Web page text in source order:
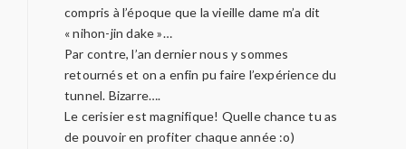
compris à l’époque que la vieille dame m’a dit
« nihon-jin dake »…
Par contre, l’an dernier nous y sommes
retournés et on a enfin pu faire l’expérience du
tunnel. Bizarre….
Le cerisier est magnifique! Quelle chance tu as
de pouvoir en profiter chaque année :o)